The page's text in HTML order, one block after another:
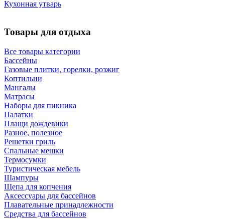
Кухонная утварь
Товары для отдыха
Все товары категории
Бассейны
Газовые плитки, горелки, розжиг
Коптильни
Мангалы
Матрасы
Наборы для пикника
Палатки
Плащи дождевики
Разное, полезное
Решетки гриль
Спальные мешки
Термосумки
Туристическая мебель
Шампуры
Щепа для копчения
Аксессуары для бассейнов
Плавательные принадлежности
Средства для бассейнов